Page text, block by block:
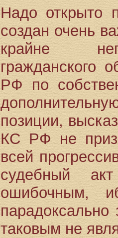
Надо открыто
создан очень
крайне
гражданского
РФ по
позиции,
КС РФ не
всей
судебный
ошибочным,
парадоксально
таковым не